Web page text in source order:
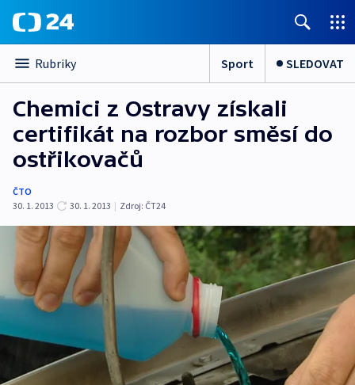
Rubriky Sport SLEDOVAT
Chemici z Ostravy získali
certifikát na rozbor směsí do
ostřikovačů
ČTO
30. 1. 2013
30. 1. 2013 | Zdroj: ČT24